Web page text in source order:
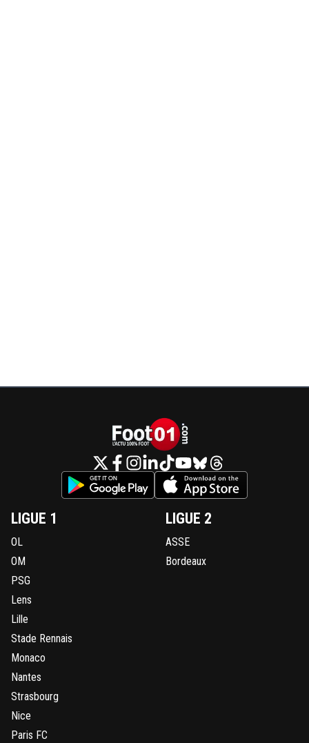
Il joue quasiment pas a Monaco donc je suis pas
y gagne quelque chose a avoir signé là-bas plutôt
d'être resté a l'OL
0 Répondre
08 décembre 2018 à 20:26
On parle pas d'un joueur de 25 ans là. S'il est si
que ça, on le verra dans quelques années.
LIGUE 1
OL
OM
PSG
Lens
Lille
Stade Rennais
Monaco
Nantes
Strasbourg
Nice
Paris FC
LIGUE 2
ASSE
Bordeaux